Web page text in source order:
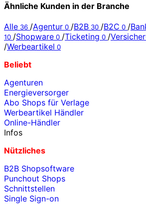
Ähnliche Kunden in der Branche
Alle 36 /Agentur 0 /B2B 30 /B2C 0 /
10 /Shopware 0 /Ticketing 0 /
/Werbeartikel 0
Beliebt
Agenturen
Energieversorger
Abo Shops für Verlage
Werbeartikel Händler
Online-Händler
Infos
Nützliches
B2B Shopsoftware
Punchout Shops
Schnittstellen
Single Sign-on